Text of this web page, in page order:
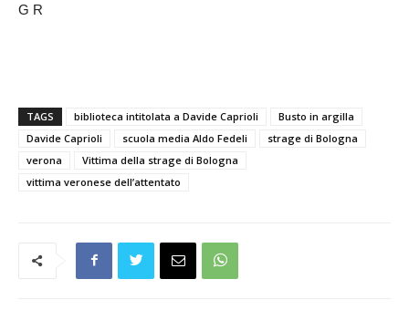
G R
TAGS biblioteca intitolata a Davide Caprioli
Busto in argilla
Davide Caprioli
scuola media Aldo Fedeli
strage di Bologna
verona
Vittima della strage di Bologna
vittima veronese dell’attentato